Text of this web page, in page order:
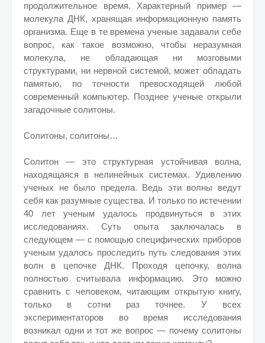
продолжительное время. Характерный пример —
молекула ДНК, хранящая информационную память
организма. Еще в те времена ученые задавали себе
вопрос, как такое возможно, чтобы неразумная
молекула, не обладающая ни мозговыми
структурами, ни нервной системой, может обладать
памятью, по точности превосходящей любой
современный компьютер. Позднее ученые открыли
загадочные солитоны.
Солитоны, солитоны…
Солитон — это структурная устойчивая волна,
находящаяся в нелинейных системах. Удивлению
ученых не было предела. Ведь эти волны ведут
себя как разумные существа. И только по истечении
40 лет ученым удалось продвинуться в этих
исследованиях. Суть опыта заключалась в
следующем — с помощью специфических приборов
ученым удалось проследить путь следования этих
волн в цепочке ДНК. Проходя цепочку, волна
полностью считывала информацию. Это можно
сравнить с человеком, читающим открытую книгу,
только в сотни раз точнее. У всех
экспериментаторов во время исследования
возникал одни и тот же вопрос — почему солитоны